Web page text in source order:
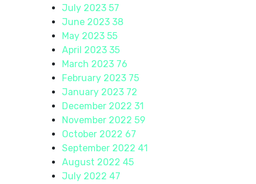
July 2023 57
June 2023 38
May 2023 55
April 2023 35
March 2023 76
February 2023 75
January 2023 72
December 2022 31
November 2022 59
October 2022 67
September 2022 41
August 2022 45
July 2022 47